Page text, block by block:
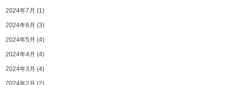
2024年7月 (1)
2024年6月 (3)
2024年5月 (4)
2024年4月 (4)
2024年3月 (4)
2024年2月 (2)